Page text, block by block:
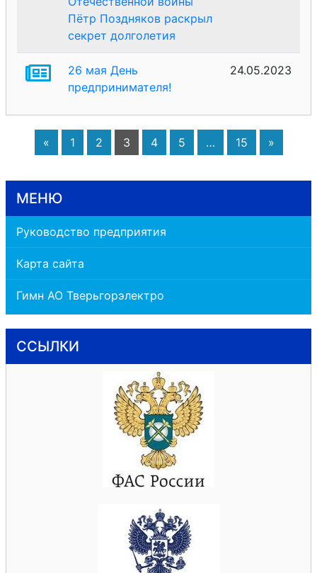
Пётр Поздняков раскрыл
секрет долголетия
26 мая День
предпринимателя!
24.05.2023
« 1 2 3 4 5 … 15 »
МЕНЮ
Руководство предприятия
Карта сайта
Гимн АО Тверьгорэлектро
ССЫЛКИ